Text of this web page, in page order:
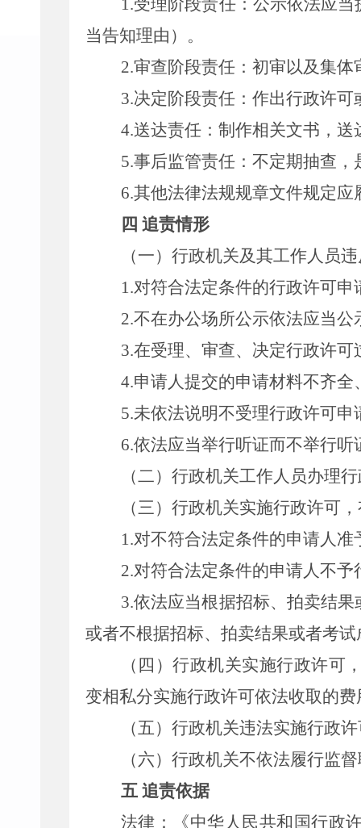
1.受理阶段责任：公示依法应
当告知理由）。
2.审查阶段责任：初审以及集
3.决定阶段责任：作出行政许
4.送达责任：制作相关文书，送
5.事后监管责任：不定期抽查
6.其他法律法规规章文件规定应
四 追责情形
（一）行政机关及其工作人员
1.对符合法定条件的行政许可申
2.不在办公场所公示依法应当公
3.在受理、审查、决定行政许
4.申请人提交的申请材料不齐
5.未依法说明不受理行政许可
6.依法应当举行听证而不举行听
（二）行政机关工作人员办理
（三）行政机关实施行政许可
1.对不符合法定条件的申请人
2.对符合法定条件的申请人不
3.依法应当根据招标、拍卖结
或者不根据招标、拍卖结果或者考
（四）行政机关实施行政许
变相私分实施行政许可依法收取的费
（五）行政机关违法实施行政
（六）行政机关不依法履行监
五 追责依据
法律：《中华人民共和国行政